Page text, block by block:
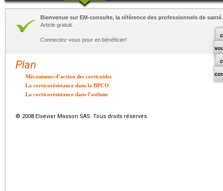
Bienvenue sur EM-consulte, la référence des professionnels de santé.
Article gratuit.
Connectez-vous pour en bénéficier!
Plan
Mécanismes d’action des corticoïdes
La corticorésistance dans la BPCO
La corticorésistance dans l’asthme
© 2008 Elsevier Masson SAS. Tous droits réservés.